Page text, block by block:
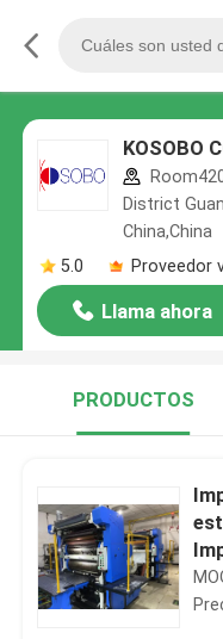
KOSOBO
District
China,China
5.0
Proveedor
Llama ahora
PRODUCTOS